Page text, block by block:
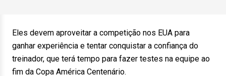
Eles devem aproveitar a competição nos EUA para
ganhar experiência e tentar conquistar a confiança do
treinador, que terá tempo para fazer testes na equipe ao
fim da Copa América Centenário.